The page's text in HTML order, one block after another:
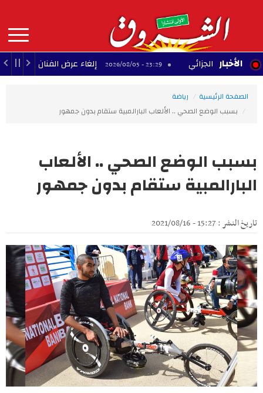
contenu
principal
MAIN
NAVIGATION الأخبار
الجزائي 23:29 - 2026/08/05 إلغاء عرض الفنان بودشار ضمن
الصفحة الرئيسية
رياضة
بسبب الوضع الصحي .. الألعاب البارالمبية ستقام بدون جمهور
بسبب الوضع الصحي .. الألعاب
البارالمبية ستقام بدون جمهور
تاريخ النشر : 15:27 - 2021/08/16